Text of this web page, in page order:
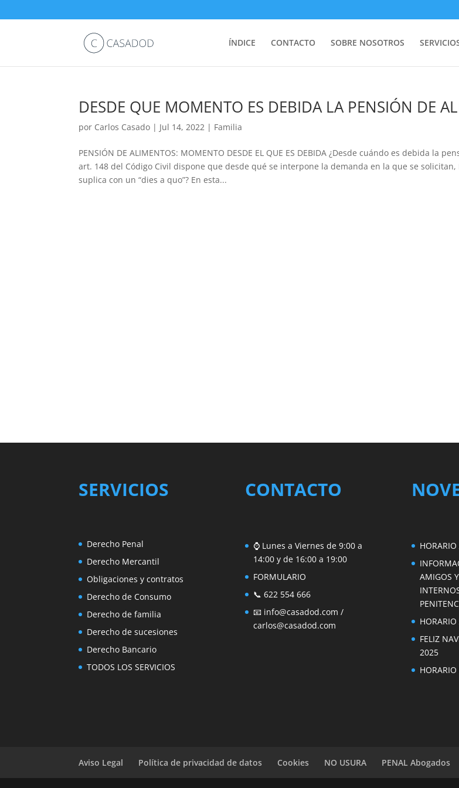
ÍNDICE CONTACTO SOBRE NOSOTROS
DESDE QUE MOMENTO ES DEBIDA LA PENSIÓN DE
por Carlos Casado | Jul 14, 2022 | Familia
PENSIÓN DE ALIMENTOS: MOMENTO DESDE EL QUE ES DEBIDA ¿Desde cuándo es debida la
art. 148 del Código Civil dispone que desde qué se interpone la demanda en la que se solicitan,
suplica con un “dies a quo”? En esta...
SERVICIOS
Derecho Penal
Derecho Mercantil
Obligaciones y contratos
Derecho de Consumo
Derecho de familia
Derecho de sucesiones
Derecho Bancario
TODOS LOS SERVICIOS
CONTACTO
⌚ Lunes a Viernes de 9:00 a
14:00 y de 16:00 a 19:00
FORMULARIO
📞 622 554 666
📧 info@casadod.com /
carlos@casadod.com
AMIGOS
FELIZ
2025
Aviso Legal Política de privacidad de datos Cookies NO USURA PENAL Abogados